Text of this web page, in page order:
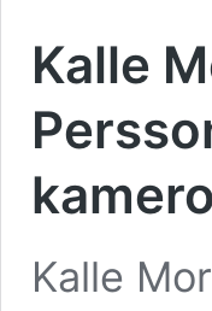
Kalle
Kalle